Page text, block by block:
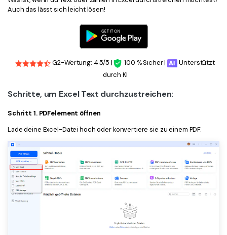
Auch das lässt sich leicht lösen!
G2-Wertung: 4.5/5 | 100 % Sicher |
Unterstützt
durch KI
Schritte, um Excel Text durchzustreichen:
Schritt 1. PDFelement öffnen
Lade deine Excel-Datei hoch oder konvertiere sie zu einem PDF.